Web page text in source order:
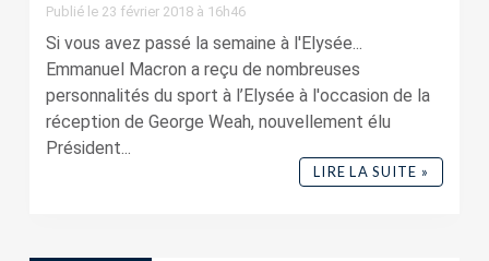
Publié le 23 février 2018 à 16h46
Si vous avez passé la semaine à l'Elysée...
Emmanuel Macron a reçu de nombreuses
personnalités du sport à l’Elysée à l'occasion de la
réception de George Weah, nouvellement élu
Président...
LIRE LA SUITE »